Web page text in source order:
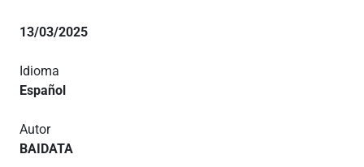
13/03/2025
Idioma
Español
Autor
BAIDATA